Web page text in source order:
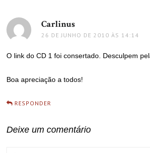
Carlinus
26 DE JUNHO DE 2010 ÀS 14:14
O link do CD 1 foi consertado. Desculpem
Boa apreciação a todos!
RESPONDER
Deixe um comentário